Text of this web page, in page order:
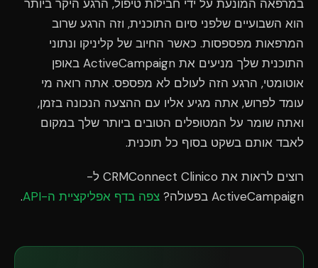
במרפאה המונעת על ידי חבילות טיפול, הרגע היקר ביותר
הוא השבועיים שלפני סיום התוכנית, וזה הרגע שרוב
המרפאות מפספסות. כאשר החיוב של קליניקו ונתוני
התוכנית שלך מניעים את ActiveCampaign באופן
אוטומטי, הרגע הזה לעולם לא מפספס. אתה רואה מי
עומד לפרוש, אתה מגיע אליו עם ההצעה הנכונה בזמן,
ואתה שומר על המטופלים הטובים ביותר שלך במקום
לאבד אותם בשקט בסוף כל תוכנית.
רוצים לראות את CRMConnect Clinico ל-
ActiveCampaign בפעולה?
צפה בדף אפליקציית ה-API .